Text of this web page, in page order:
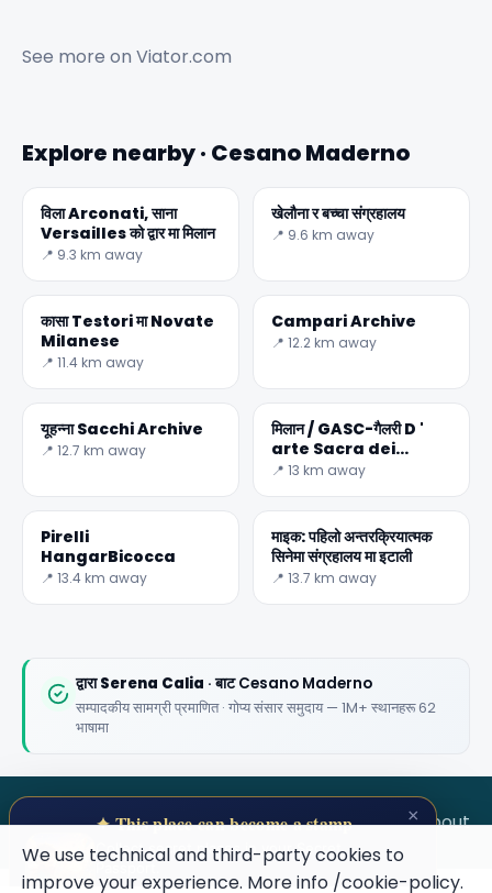
See more on Viator.com
Explore nearby · Cesano Maderno
विला Arconati, साना
Versailles को द्वार मा मिलान
📍 9.3 km away
खेलौना र बच्चा संग्रहालय
📍 9.6 km away
कासा Testori मा Novate
Milanese
📍 11.4 km away
Campari Archive
📍 12.2 km away
यूहन्ना Sacchi Archive
📍 12.7 km away
मिलान / GASC-गैलरी D '
arte Sacra dei
Contemporanei
📍 13 km away
Pirelli
HangarBicocca
📍 13.4 km away
माइक: पहिलो अन्तरक्रियात्मक
सिनेमा संग्रहालय मा इटाली
📍 13.7 km away
द्वाराSerena Calia · बाट Cesano Maderno
सम्पादकीय सामग्री प्रमाणित · गोप्य संसार समुदाय — 1M+ स्थानहरू 62
भाषामा
SECRET WORLD TermsPrivacyAbout
🏆 🏆 #1 Trip Planner 2026
Rated best travel app worldwide
★★★★★
Keep Exploring the World
We use technical and third-party cookies to
improve your experience. More info /cookie-policy.
×
✦ This place can become a stamp
Collect secret places in your Secret